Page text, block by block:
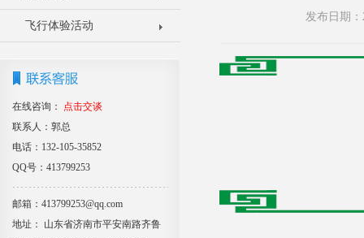
飞行体验活动
在线咨询：
点击交谈
联系人：郭总
电话：132-105-35852
QQ号：413799253
邮箱：413799253@qq.com
地址： 山东省济南市平安南路齐鲁
发布日期